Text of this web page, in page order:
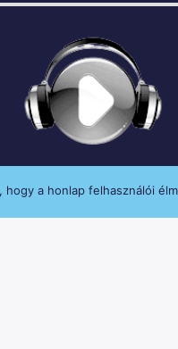
hogy a honlap felhasználói